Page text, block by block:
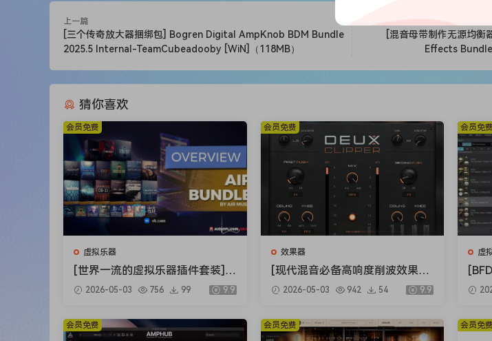
上一篇
[三个传奇放大器捆绑包] Bogren Digital AmpKnob BDM Bundle
2025.5 Internal-TeamCubeadooby [WiN]（118MB）
[混音母带制作无源均
Effects
猜你喜欢
虚拟乐器
[世界一流的虚拟乐器插件套装] A
IR Music Technology Instrumen
ts Bundle 2025-R2R [WiN]（5.9
2026-05-03 756 99 9.9
会员免费
效果器
[现代混音必备高响度削波效果插
件] Audioloom Maciel Audio De
ux Clipper v1.0.0 [WiN, MacOS
2026-05-03 942 54 9.9
会员免费
虚
D3
B）
会员免费
会员免费 会员免费 会员免费